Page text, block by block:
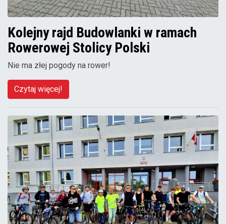
Kolejny rajd Budowlanki w ramach
Rowerowej Stolicy Polski
Nie ma złej pogody na rower!
Czytaj więcej!